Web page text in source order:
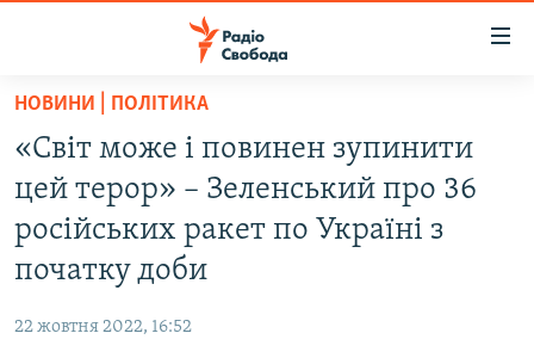
Перейти
основного
матеріалу
Перейти
до
основної
Перейти
СТАТТІ
ДОНБАС.РЕАЛІЇ
НОВИНИ | ПОЛІТИКА
«Світ може і повинен зупинити
цей терор» – Зеленський про 36
російських ракет по Україні з
початку доби
22 жовтня 2022, 16:52